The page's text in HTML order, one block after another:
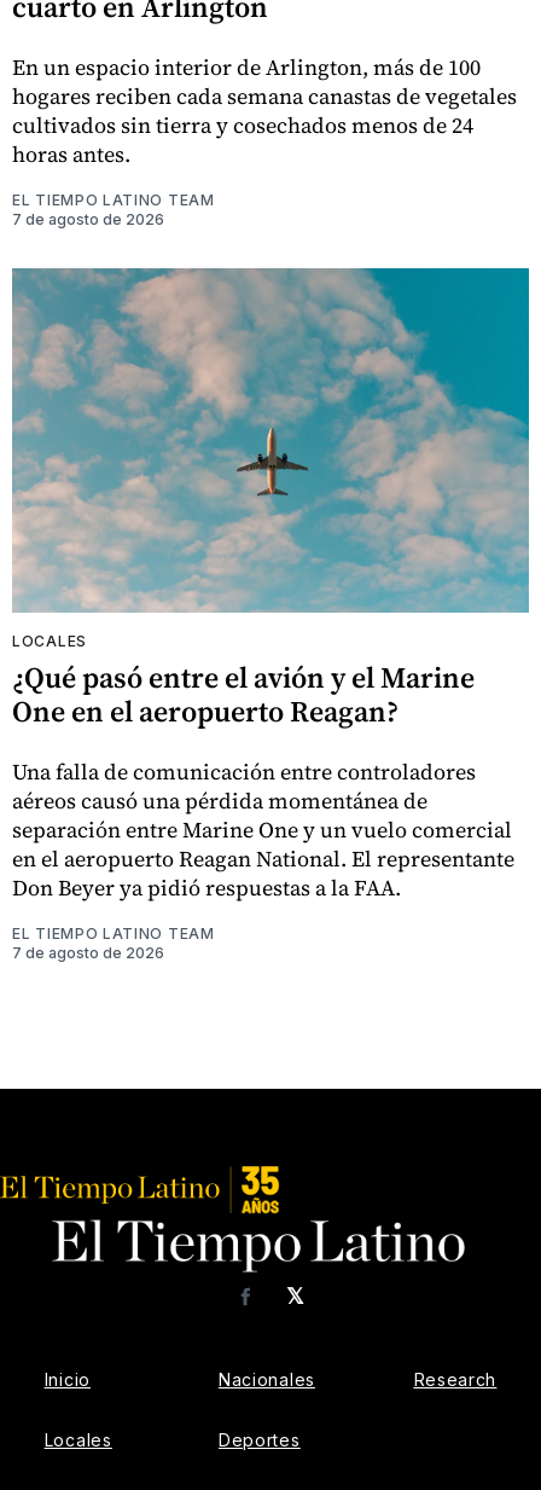
En un espacio interior de Arlington, más de 100
hogares reciben cada semana canastas de vegetales
cultivados sin tierra y cosechados menos de 24
horas antes.
EL TIEMPO LATINO TEAM
7 de agosto de 2026
LOCALES
¿Qué pasó entre el avión y el Marine
One en el aeropuerto Reagan?
Una falla de comunicación entre controladores
aéreos causó una pérdida momentánea de
separación entre Marine One y un vuelo comercial
en el aeropuerto Reagan National. El representante
Don Beyer ya pidió respuestas a la FAA.
EL TIEMPO LATINO TEAM
7 de agosto de 2026
𝕏
Facebook
Inicio
Locales
Nacionales
Deportes
Research